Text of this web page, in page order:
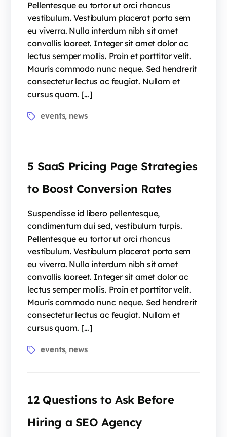
Pellentesque eu tortor ut orci rhoncus
vestibulum. Vestibulum placerat porta sem
eu viverra. Nulla interdum nibh sit amet
convallis laoreet. Integer sit amet dolor ac
lectus semper mollis. Proin et porttitor velit.
Mauris commodo nunc neque. Sed hendrerit
consectetur lectus ac feugiat. Nullam et
cursus quam. […]
Tagsevents, news
5 SaaS Pricing Page Strategies
to Boost Conversion Rates
Suspendisse id libero pellentesque,
condimentum dui sed, vestibulum turpis.
Pellentesque eu tortor ut orci rhoncus
vestibulum. Vestibulum placerat porta sem
eu viverra. Nulla interdum nibh sit amet
convallis laoreet. Integer sit amet dolor ac
lectus semper mollis. Proin et porttitor velit.
Mauris commodo nunc neque. Sed hendrerit
consectetur lectus ac feugiat. Nullam et
cursus quam. […]
Tagsevents, news
12 Questions to Ask Before
Hiring a SEO Agency